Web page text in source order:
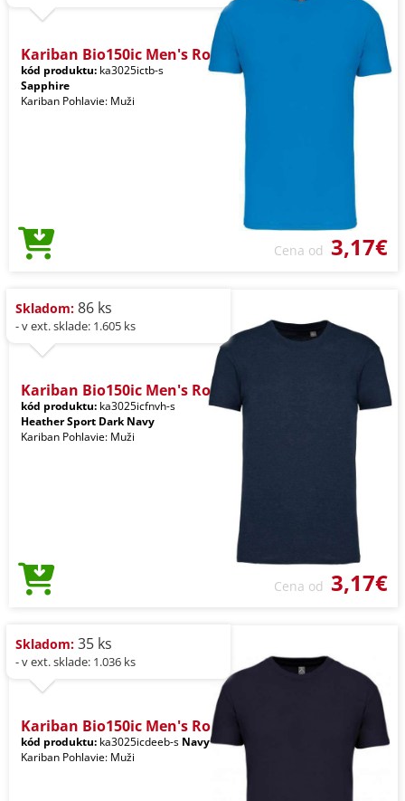
Kariban Bio150ic Men's Ro
kód produktu: ka3025ictb-s
Sapphire
Kariban Pohlavie: Muži
Cena od 3,17€
Skladom: 86 ks
- v ext. sklade: 1.605 ks
Kariban Bio150ic Men's Ro
kód produktu: ka3025icfnvh-s
Heather Sport Dark Navy
Kariban Pohlavie: Muži
Cena od 3,17€
Skladom: 35 ks
- v ext. sklade: 1.036 ks
Kariban Bio150ic Men's Ro
kód produktu: ka3025icdeeb-s Navy
Kariban Pohlavie: Muži